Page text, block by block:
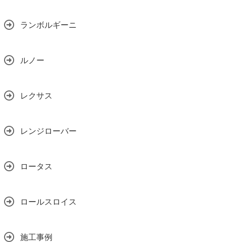
ランボルギーニ
ルノー
レクサス
レンジローバー
ロータス
ロールスロイス
施工事例